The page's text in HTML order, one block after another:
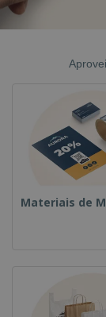
Materiais de